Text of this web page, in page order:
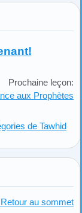
de Tawhid
Prochaine leçon:
aux Prophètes
Retour au sommet